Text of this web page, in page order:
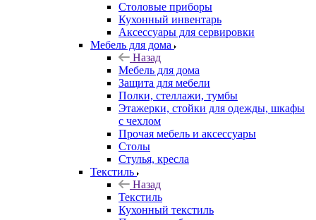
Столовые приборы
Кухонный инвентарь
Аксессуары для сервировки
Мебель для дома
Назад
Мебель для дома
Защита для мебели
Полки, стеллажи, тумбы
Этажерки, стойки для одежды, шкафы
с чехлом
Прочая мебель и аксессуары
Столы
Стулья, кресла
Текстиль
Назад
Текстиль
Кухонный текстиль